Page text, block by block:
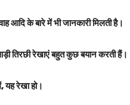
आदि के बारे में भी जानकारी मिलती है।
तिरछी रेखाएं बहुत कुछ बयान करती हैं।
यह रेखा हो।